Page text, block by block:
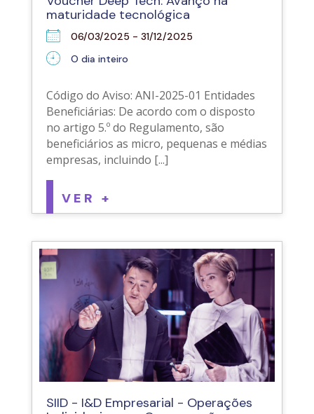
maturidade tecnológica
06/03/2025 - 31/12/2025
O dia inteiro
Código do Aviso: ANI-2025-01 Entidades
Beneficiárias: De acordo com o disposto
no artigo 5.º do Regulamento, são
beneficiários as micro, pequenas e médias
empresas, incluindo [...]
VER +
SIID - I&D Empresarial - Operações